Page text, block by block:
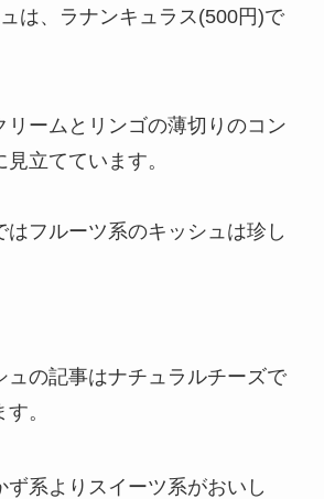
は、ラナンキュラス(500円)で
リームとリンゴの薄切りのコン
立てています。
はフルーツ系のキッシュは珍し
ュの記事はナチュラルチーズで
。
ず系よりスイーツ系がおいし